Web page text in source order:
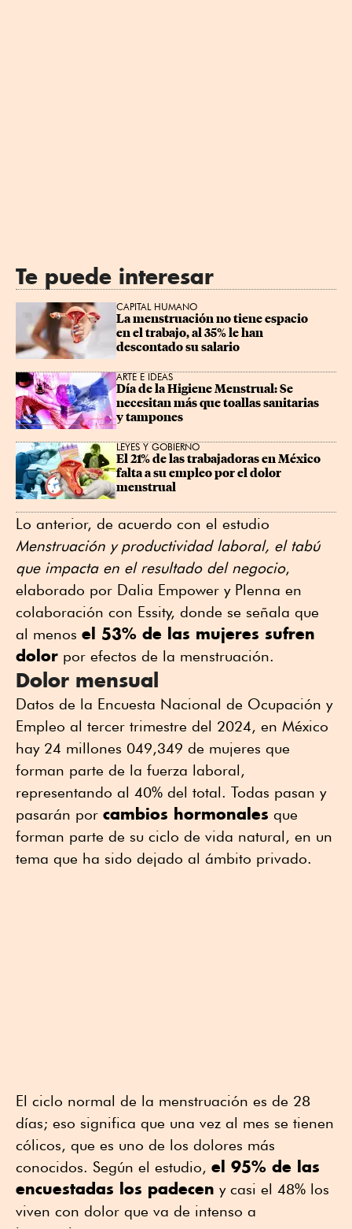
Te puede interesar
CAPITAL HUMANO
La menstruación no tiene espacio
en el trabajo, al 35% le han
descontado su salario
ARTE E IDEAS
Día de la Higiene Menstrual: Se
necesitan más que toallas sanitarias
y tampones
LEYES Y GOBIERNO
El 21% de las trabajadoras en México
falta a su empleo por el dolor
menstrual
Lo anterior, de acuerdo con el estudio
Menstruación y productividad laboral, el tabú
que impacta en el resultado del negocio,
elaborado por Dalia Empower y Plenna en
colaboración con Essity, donde se señala que
al menos el 53% de las mujeres sufren
dolor por efectos de la menstruación.
Dolor mensual
Datos de la Encuesta Nacional de Ocupación y
Empleo al tercer trimestre del 2024, en México
hay 24 millones 049,349 de mujeres que
forman parte de la fuerza laboral,
representando al 40% del total. Todas pasan y
pasarán por cambios hormonales que
forman parte de su ciclo de vida natural, en un
tema que ha sido dejado al ámbito privado.
El ciclo normal de la menstruación es de 28
días; eso significa que una vez al mes se tienen
cólicos, que es uno de los dolores más
conocidos. Según el estudio, el 95% de las
encuestadas los padecen y casi el 48% los
viven con dolor que va de intenso a